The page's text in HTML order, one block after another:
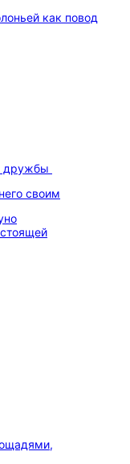
дружбы
своим